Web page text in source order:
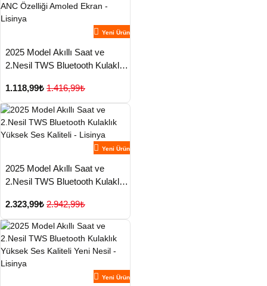
Yeni Ürün
2025 Model Akıllı Saat ve
2.Nesil TWS Bluetooth Kulaklık
Lisinya
1.118,99₺ 1.416,99₺
Yeni Ürün
2025 Model Akıllı Saat ve
2.Nesil TWS Bluetooth Kulaklık
2.323,99₺ 2.942,99₺
Yeni Ürün